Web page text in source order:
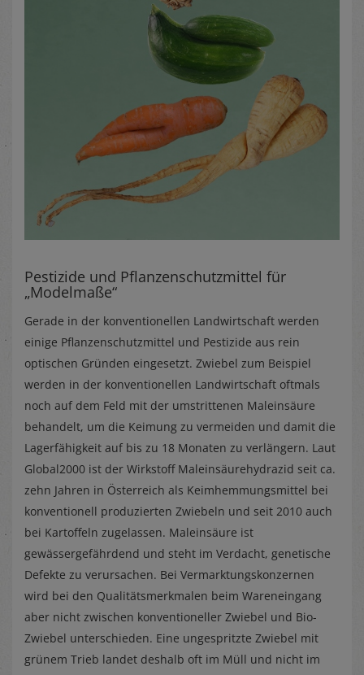
Pestizide und Pflanzenschutzmittel für
„Modelmaße“
Gerade in der konventionellen Landwirtschaft werden
einige Pflanzenschutzmittel und Pestizide aus rein
optischen Gründen eingesetzt. Zwiebel zum Beispiel
werden in der konventionellen Landwirtschaft oftmals
noch auf dem Feld mit der umstrittenen Maleinsäure
behandelt, um die Keimung zu vermeiden und damit die
Lagerfähigkeit auf bis zu 18 Monaten zu verlängern. Laut
Global2000 ist der Wirkstoff Maleinsäurehydrazid seit ca.
zehn Jahren in Österreich als Keimhemmungsmittel bei
konventionell produzierten Zwiebeln und seit 2010 auch
bei Kartoffeln zugelassen. Maleinsäure ist
gewässergefährdend und steht im Verdacht, genetische
Defekte zu verursachen. Bei Vermarktungskonzernen
wird bei den Qualitätsmerkmalen beim Wareneingang
aber nicht zwischen konventioneller Zwiebel und Bio-
Zwiebel unterschieden. Eine ungespritzte Zwiebel mit
grünem Trieb landet deshalb oft im Müll und nicht im